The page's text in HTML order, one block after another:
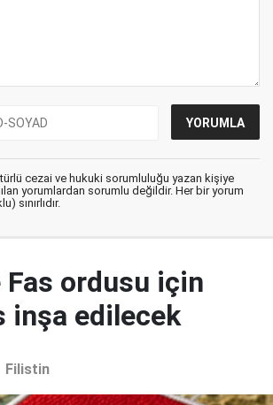
türlü cezai ve hukuki sorumluluğu yazan kişiye
yorumlardan sorumlu değildir. Her bir yorum
sınırlıdır.
Fas ordusu için
inşa edilecek
Filistin